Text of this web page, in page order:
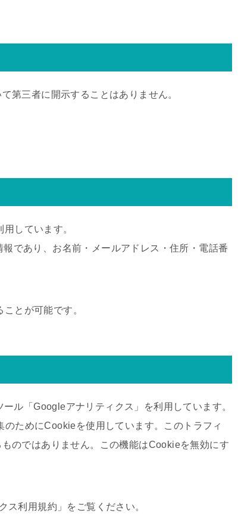
第三者に開示することはありません。
しています。
であり、お名前・メールアドレス・住所・電話番
とが可能です。
ル「Googleアナリティクス」を利用しています。
ためにCookieを使用しています。このトラフィ
のではありません。この機能はCookieを無効にす
利用規約」をご覧ください。